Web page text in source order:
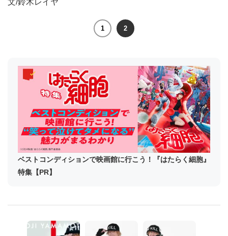
文/鈴木レイヤ
1 2
ベストコンディションで映画館に行こう！『はたらく細胞』
特集【PR】